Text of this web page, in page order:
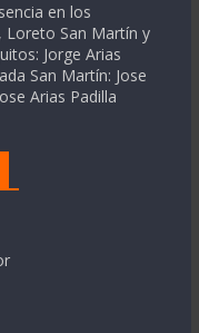
en los
Loreto San Martín y
Jorge Arias
San Martín: Jose
Arias Padilla